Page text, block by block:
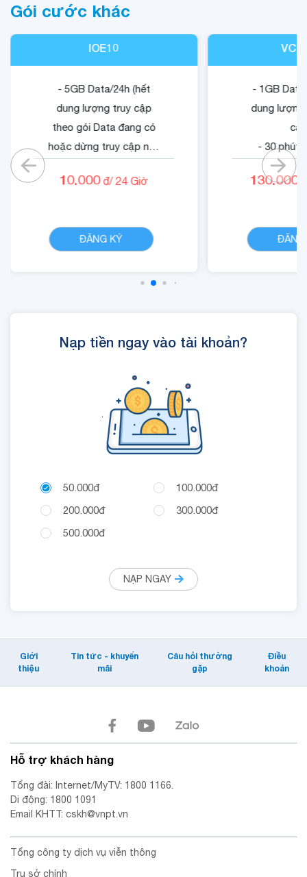
Gói cước khác
IOE10
- 5GB Data/24h (hết
dung lượng truy cập
theo gói Data đang có
hoặc dừng truy cập nếu
- 05 phút ngoại mạng .
VinaPhone dưới 20 phút
- Cộng 300 RUBY, 01 Mã
10.000đ/ 24 Giờ
ĐĂNG KÝ
- 1GB
dung
- 30 phút
- 1500 phút
dung
130.000
ĐĂNG
Nạp tiền ngay vào tài khoản?
.
50.000đ
100.000đ
200.000đ
300.000đ
500.000đ
NẠP NGAY
Giới
thiệu
Tin tức - khuyến
mãi
Câu hỏi thường
gặp
Điều
khoản
Hỗ trợ khách hàng
Tổng đài: Internet/MyTV: 1800 1166.
Di động: 1800 1091
Email KHTT: cskh@vnpt.vn
Tổng công ty dịch vụ viễn thông
Trụ sở chính